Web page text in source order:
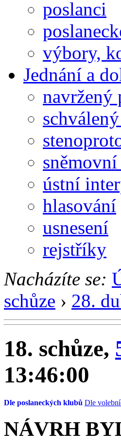
poslanci
výbory,
Jednání a
navržený
ústní
hlasování
usnesení
rejstříky
Nacházíte se:
schůze › 28.
18. schůze,
13:46:00
Dle poslaneckých klubů Dle
NÁVRH